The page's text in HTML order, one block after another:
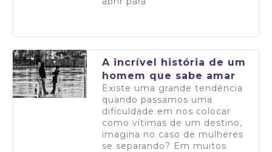
A incrível história de um
homem que sabe amar
Existe uma grande tendência
quando passamos uma
dificuldade em nos colocar
como vítimas de um destino,
imagina no caso de mulheres
se separando? Em muitos